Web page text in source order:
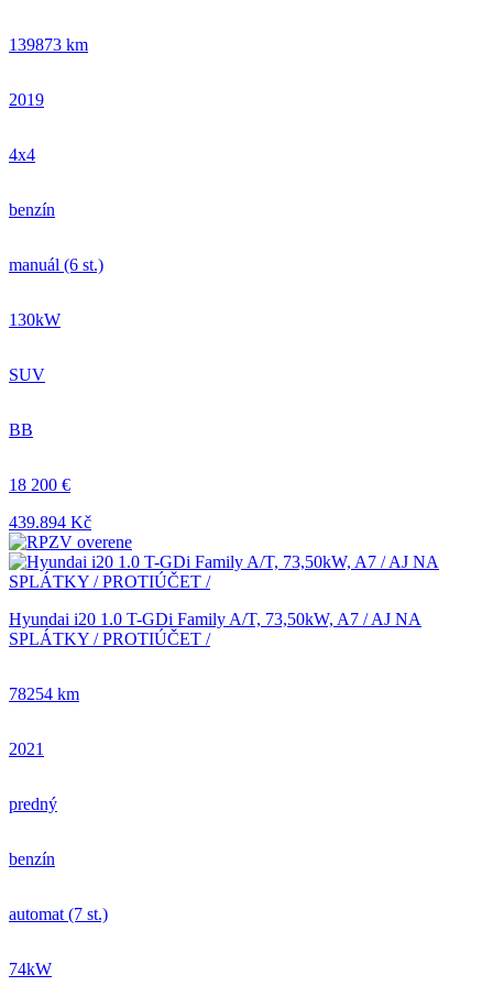
139873 km
2019
4x4
benzín
manuál (6 st.)
130kW
SUV
BB
18 200 €
439.894 Kč
Hyundai i20 1.0 T-GDi Family A/T, 73,50kW, A7 / AJ NA
SPLÁTKY / PROTIÚČET /
78254 km
2021
predný
benzín
automat (7 st.)
74kW